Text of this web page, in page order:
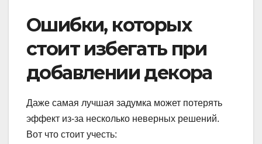
Ошибки, которых
стоит избегать при
добавлении декора
Даже самая лучшая задумка может потерять
эффект из-за несколько неверных решений.
Вот что стоит учесть: